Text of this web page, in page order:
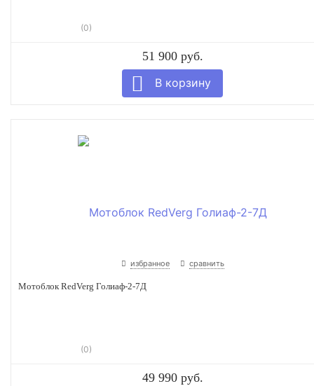
(0)
51 900 руб.
избранное сравнить
Мотоблок RedVerg Голиаф-2-7Д
(0)
49 990 руб.